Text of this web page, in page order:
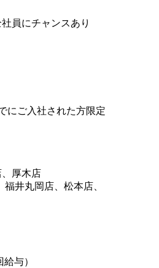
員にチャンスあり
にご入社された方限定
厚木店
井丸岡店、松本店、
与）